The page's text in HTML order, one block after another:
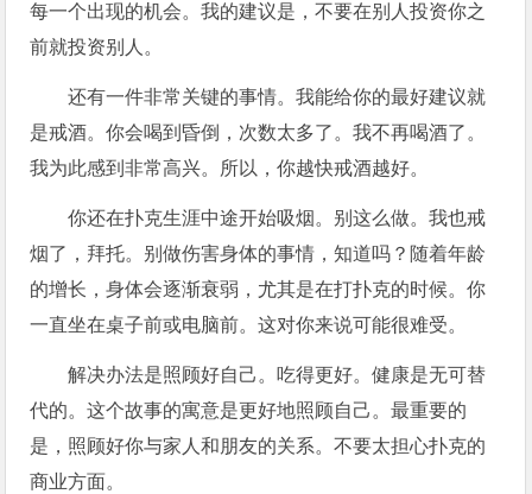
每一个出现的机会。我的建议是，不要在别人投资你之
前就投资别人。
还有一件非常关键的事情。我能给你的最好建议就
是戒酒。你会喝到昏倒，次数太多了。我不再喝酒了。
我为此感到非常高兴。所以，你越快戒酒越好。
你还在扑克生涯中途开始吸烟。别这么做。我也戒
烟了，拜托。别做伤害身体的事情，知道吗？随着年龄
的增长，身体会逐渐衰弱，尤其是在打扑克的时候。你
一直坐在桌子前或电脑前。这对你来说可能很难受。
解决办法是照顾好自己。吃得更好。健康是无可替
代的。这个故事的寓意是更好地照顾自己。最重要的
是，照顾好你与家人和朋友的关系。不要太担心扑克的
商业方面。